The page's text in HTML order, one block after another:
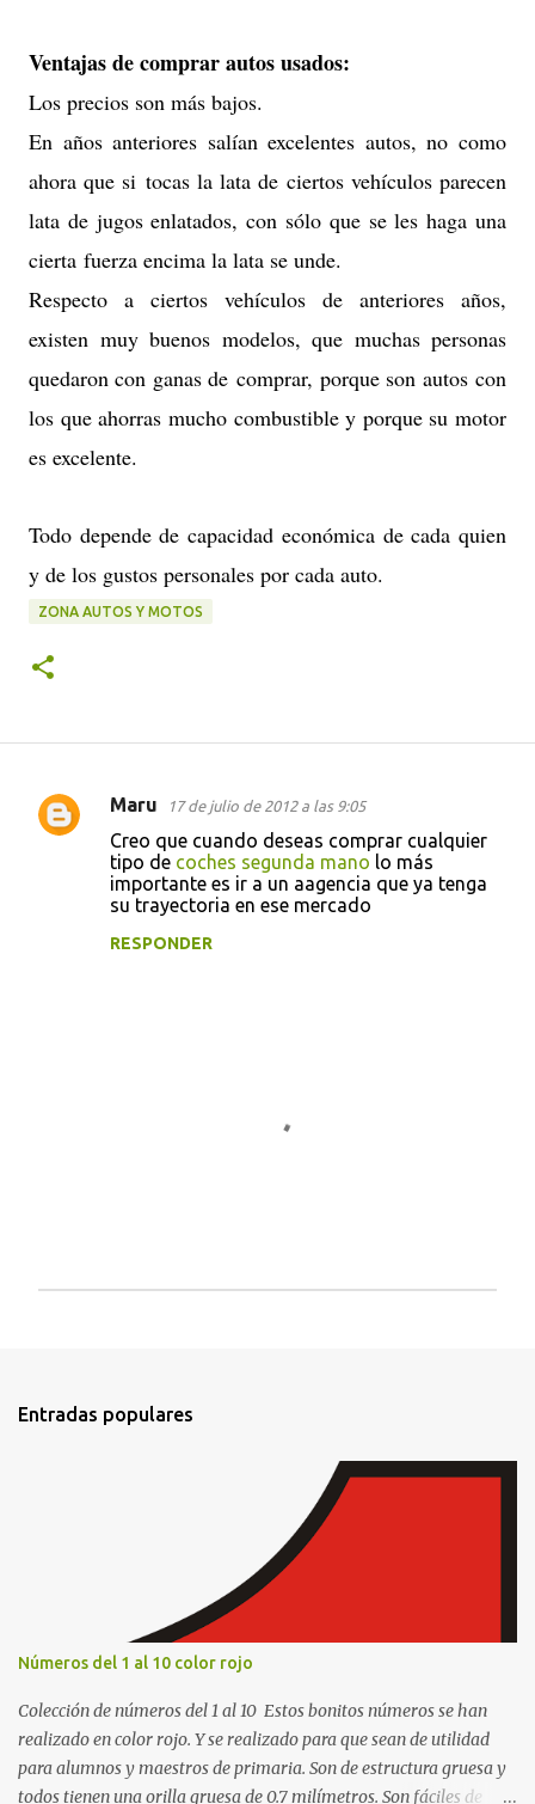
Ventajas de comprar autos usados:
Los precios son más bajos.
En años anteriores salían excelentes autos, no como
ahora que si tocas la lata de ciertos vehículos parecen
lata de jugos enlatados, con sólo que se les haga una
cierta fuerza encima la lata se unde.
Respecto a ciertos vehículos de anteriores años,
existen muy buenos modelos, que muchas personas
quedaron con ganas de comprar, porque son autos con
los que ahorras mucho combustible y porque su motor
es excelente.
Todo depende de capacidad económica de cada quien
y de los gustos personales por cada auto.
ZONA AUTOS Y MOTOS
C
Maru 17 de julio de 2012 a las 9:05
Creo que cuando deseas comprar cualquier
tipo de coches segunda mano lo más
importante es ir a un aagencia que ya tenga
su trayectoria en ese mercado
RESPONDER
i
a
i
o
Entradas populares
Números del 1 al 10 color rojo
Colección de números del 1 al 10 Estos bonitos números se han
realizado en color rojo. Y se realizado para que sean de utilidad
para alumnos y maestros de primaria. Son de estructura gruesa y
todos tienen una orilla gruesa de 0.7 milímetros. Son fáciles de